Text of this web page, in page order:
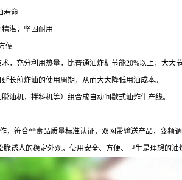
寿命
湛，坚固耐用
便
，充分利用热量，比普通油炸机节能20%以上，大大
长煎炸油的使用周期，从而大大降低用油成本。
油机，拌料机等）组合成自动间歇式油炸生产线。
，符合**食品质量标准认证，双网带输送产品，变
诱人的稳定外观。使用安全、方便、卫生是理想的油